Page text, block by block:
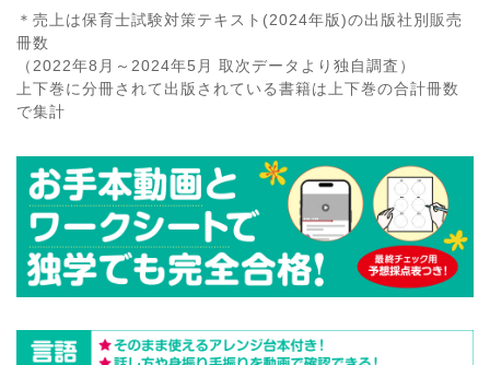
＊売上は保育士試験対策テキスト(2024年版)の出版社別販売
冊数
（2022年8月～2024年5月 取次データより独自調査）
上下巻に分冊されて出版されている書籍は上下巻の合計冊数
で集計